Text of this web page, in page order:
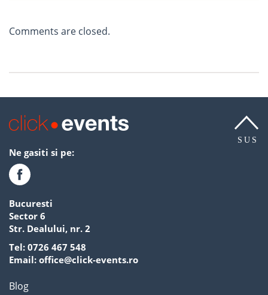
Comments are closed.
SUS
Ne gasiti si pe:
Bucuresti
Sector 6
Str. Dealului, nr. 2
Tel: 0726 467 548
Email: office@click-events.ro
Blog